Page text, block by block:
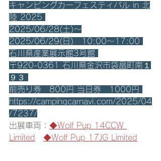
キャンピングカーフェスティバル in 北
陸 2025
2025/06/28(土)～
2025/06/29(日)　10:00～17:00
石川県産業展示館3号館
〒920-0361 石川県金沢市袋畠町南１
９３
前売り券　800円 当日券　1000円
https://campingcarnavi.com/2025/04
/7237/
出展車両： ◆Wolf Pup 14CCW
Limited
◆Wolf Pup 17JG Limited